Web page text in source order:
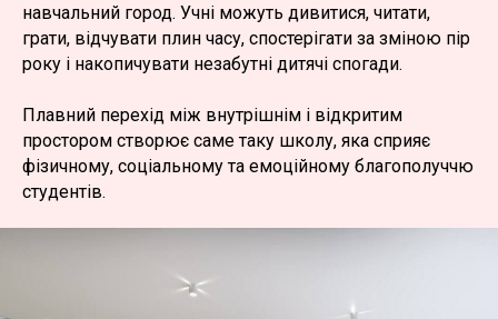
навчальний город. Учні можуть дивитися, читати,
грати, відчувати плин часу, спостерігати за зміною пір
року і накопичувати незабутні дитячі спогади.
Плавний перехід між внутрішнім і відкритим
простором створює саме таку школу, яка сприяє
фізичному, соціальному та емоційному благополуччю
студентів.